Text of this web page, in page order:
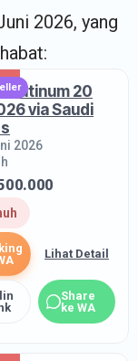
2026, yang
Platinum 20
via Saudi
2026
Lihat Detail
Share
ke WA